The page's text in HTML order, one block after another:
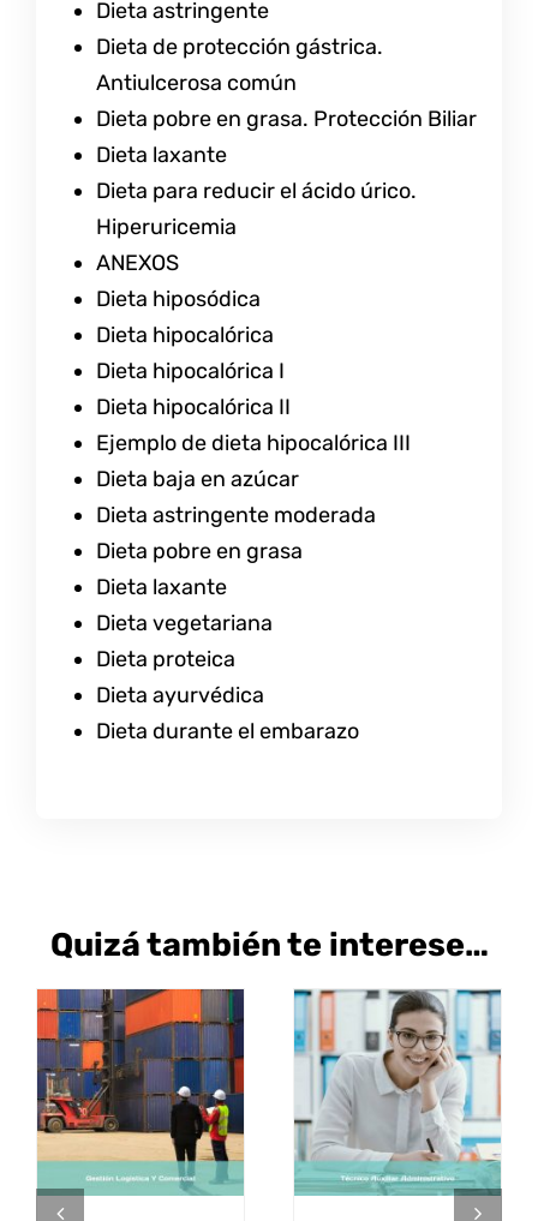
Dieta astringente
Dieta de protección gástrica.
Antiulcerosa común
Dieta pobre en grasa. Protección Biliar
Dieta laxante
Dieta para reducir el ácido úrico.
Hiperuricemia
ANEXOS
Dieta hiposódica
Dieta hipocalórica
Dieta hipocalórica I
Dieta hipocalórica II
Ejemplo de dieta hipocalórica III
Dieta baja en azúcar
Dieta astringente moderada
Dieta pobre en grasa
Dieta laxante
Dieta vegetariana
Dieta proteica
Dieta ayurvédica
Dieta durante el embarazo
Quizá también te interese…
SELECCIONAR
OPCIONESESTE
PRODUCTO
TIENE
MÚLTIPLES
VARIANTES.
/
DETALLES
SELECCIONAR
OPCIONES ESTE
TIENE
/
DETALLES